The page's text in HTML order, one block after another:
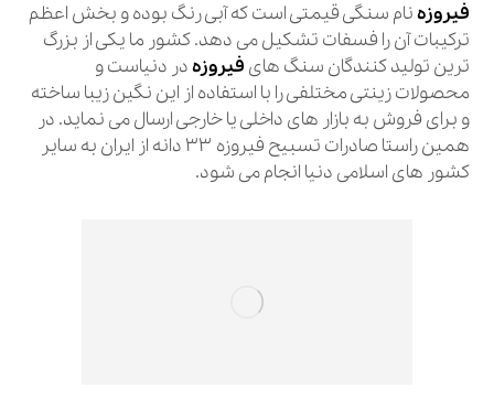
فیروزهنام سنگی قیمتی است که آبی رنگ بوده و بخش اعظم
ترکیبات آن را فسفات تشکیل می دهد. کشور ما یکی از بزرگ
ترین تولید کنندگان سنگ های فیروزهدر دنیاست و
محصولات زینتی مختلفی را با استفاده از این نگین زیبا ساخته
و برای فروش به بازار های داخلی یا خارجی ارسال می نماید. در
همین راستا صادرات تسبیح فیروزه 33 دانه از ایران به سایر
کشور های اسلامی دنیا انجام می شود.